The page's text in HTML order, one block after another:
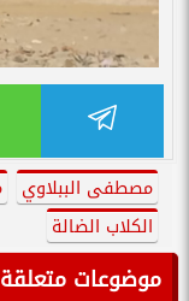
مصطفى الببلاوي
الكلاب الضالة
موضوعات متعلقة